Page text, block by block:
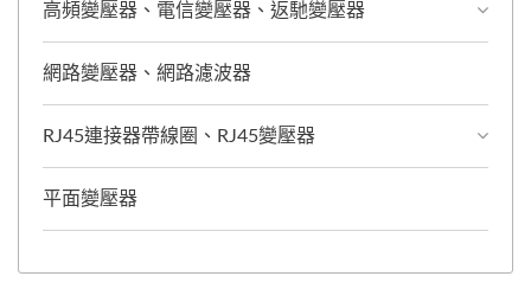
高頻變壓器、電信變壓器、返馳變壓器
網路變壓器、網路濾波器
RJ45連接器帶線圈、RJ45變壓器
平面變壓器